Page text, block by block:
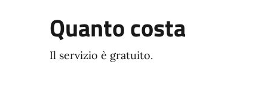
Quanto costa
Il servizio è gratuito.